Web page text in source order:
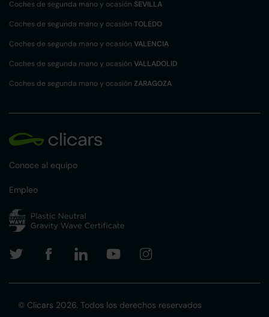
Coches de segunda mano y ocasión SEVILLA
Coches de segunda mano y ocasión TOLEDO
Coches de segunda mano y ocasión VALENCIA
Coches de segunda mano y ocasión VALLADOLID
Coches de segunda mano y ocasión ZARAGOZA
Conoce al equipo
Empleo
© Clicars 2026. Todos los derechos reservados